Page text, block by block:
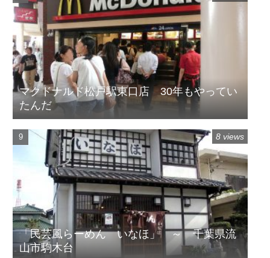
マクドナルド松戸駅東口店 30年もやってい
たんだ
「民芸風らーめん いなほ」 ～ 千葉県流
山市駒木台
8 views